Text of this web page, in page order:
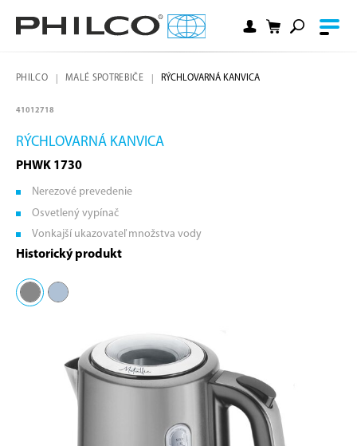
PHILCO MALÉ SPOTREBIČE RÝCHLOVARNÁ KANVICA
41012718
RÝCHLOVARNÁ KANVICA
PHWK 1730
Nerezové prevedenie
Osvetlený vypínač
Vonkajší ukazovateľ množstva vody
Historický produkt